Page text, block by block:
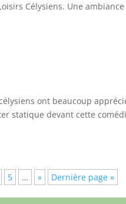
Célysiens. Une
célysiens ont beaucoup
statique devant cette
5 … » Dernière page »